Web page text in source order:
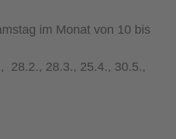
im Monat von 10 bis
28.2., 28.3., 25.4., 30.5.,